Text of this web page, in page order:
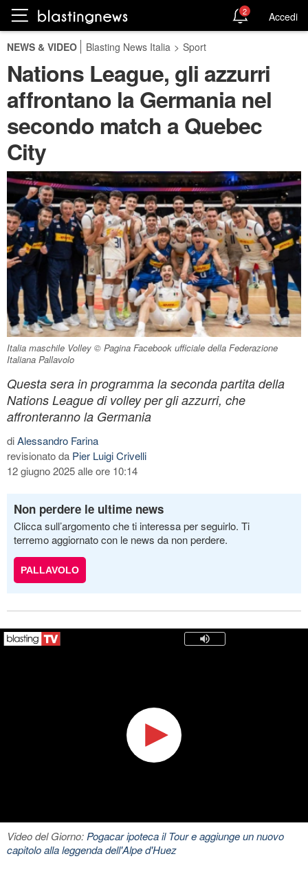
2 Accedi
NEWS & VIDEO Blasting News Italia > Sport
Nations League, gli azzurri
affrontano la Germania nel
secondo match a Quebec
City
Italia maschile Volley © Pagina Facebook ufficiale della Federazione
Italiana Pallavolo
Questa sera in programma la seconda partita della
Nations League di volley per gli azzurri, che
affronteranno la Germania
diAlessandro Farina
revisionato da Pier Luigi Crivelli
12 giugno 2025 alle ore 10:14
Non perdere le ultime news
Clicca sull’argomento che ti interessa per seguirlo. Ti
terremo aggiornato con le news da non perdere.
PALLAVOLO
Video del Giorno:Pogacar ipoteca il Tour e aggiunge un nuovo
capitolo alla leggenda dell'Alpe d'Huez